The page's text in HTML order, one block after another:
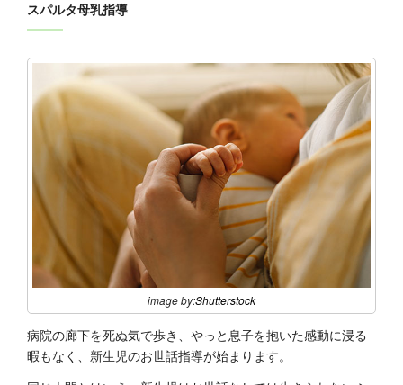
スパルタ母乳指導
image by:Shutterstock
病院の廊下を死ぬ気で歩き、やっと息子を抱いた感動に浸る
暇もなく、新生児のお世話指導が始まります。